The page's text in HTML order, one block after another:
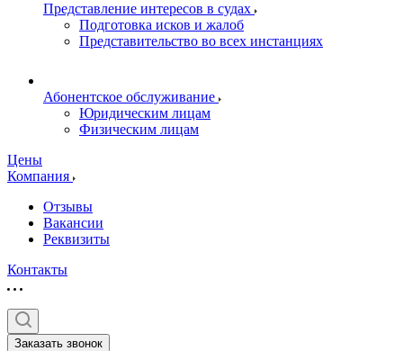
Представление интересов в судах
Подготовка исков и жалоб
Представительство во всех инстанциях
Абонентское обслуживание
Юридическим лицам
Физическим лицам
Цены
Компания
Отзывы
Вакансии
Реквизиты
Контакты
Заказать звонок